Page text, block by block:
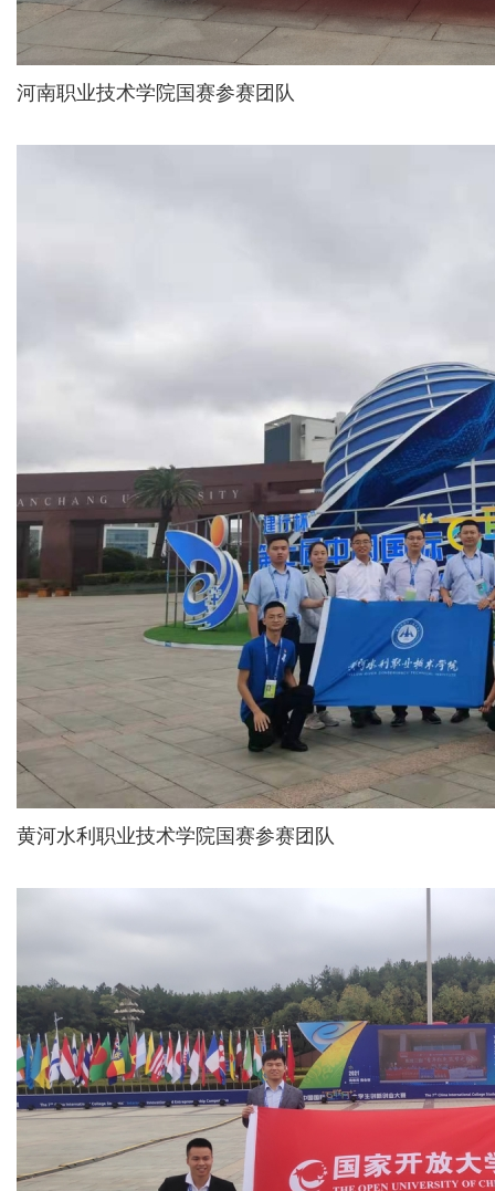
河南职业技术学院国赛参赛团队
黄河水利职业技术学院国赛参赛团队